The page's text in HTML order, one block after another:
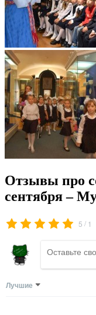
Отзывы про
сентября –
5 / 1
Лучшие